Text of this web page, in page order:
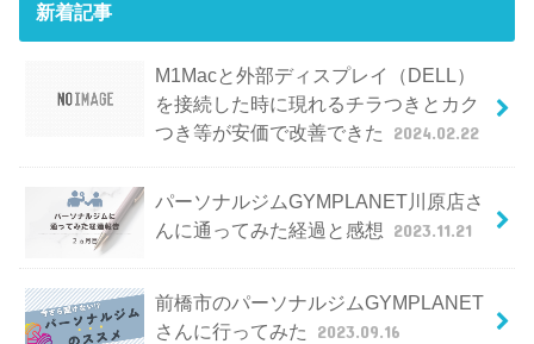
新着記事
M1Macと外部ディスプレイ（DELL）
を接続した時に現れるチラつきとカク
つき等が安価で改善できた
2024.02.22
パーソナルジムGYMPLANET川原店さ
んに通ってみた経過と感想 2023.11.21
前橋市のパーソナルジムGYMPLANET
さんに行ってみた
2023.09.16